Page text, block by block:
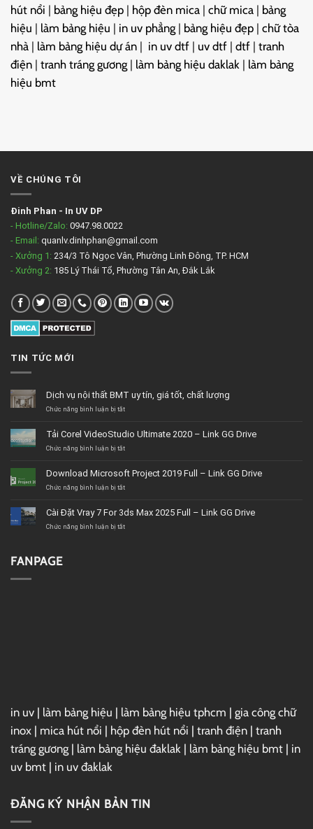
hút nổi | bảng hiệu đẹp | hộp đèn mica | chữ mica | bảng
hiệu | làm bảng hiệu | in uv phẳng | bảng hiệu đẹp | chữ tòa
nhà | làm bảng hiệu dự án | in uv dtf | uv dtf | dtf | tranh
điện | tranh tráng gương | làm bảng hiệu daklak | làm bảng
hiệu bmt
VỀ CHÚNG TÔI
Đinh Phan - In UV DP
- Hotline/Zalo: 0947.98.0022
- Email: quanlv.dinhphan@gmail.com
- Xưởng 1: 234/3 Tô Ngọc Vân, Phường Linh Đông, TP. HCM
- Xưởng 2: 185 Lý Thái Tổ, Phường Tân An, Đắk Lắk
TIN TỨC MỚI
Dịch vụ nội thất BMT uy tín, giá tốt, chất lượng
Chức năng bình luận bị tắtở
nội
thất
tín,
giá
lượng
Tải Corel VideoStudio Ultimate 2020 – Link GG Drive
Chức năng bình luận bị tắtở
VideoStudio
Ultimate
Link
GG
Download Microsoft Project 2019 Full – Link GG Drive
Chức năng bình luận bị tắtở
Project
2019
Cài Đặt Vray 7 For 3ds Max 2025 Full – Link GG Drive
Chức năng bình luận bị tắtở
FANPAGE
in uv | làm bảng hiệu | làm bảng hiệu tphcm | gia công chữ
inox | mica hút nổi | hộp đèn hút nổi | tranh điện | tranh
tráng gương | làm bảng hiệu đaklak | làm bảng hiệu bmt | in
uv bmt | in uv đaklak
ĐĂNG KÝ NHẬN BẢN TIN